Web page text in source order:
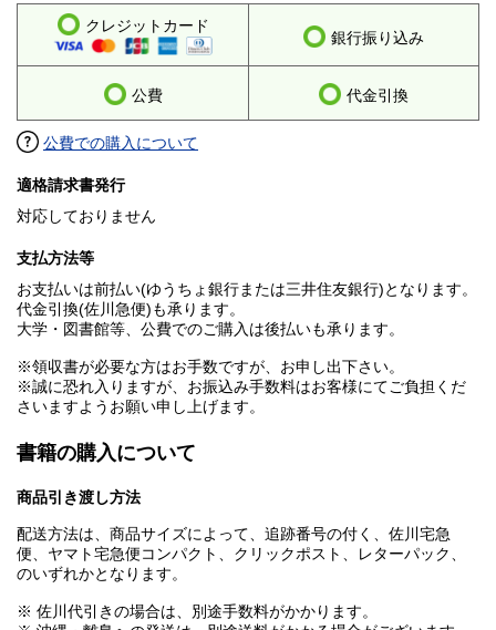
クレジットカード
銀行振り込み
公費 代金引換
公費での購入について
適格請求書発行
対応しておりません
支払方法等
お支払いは前払い(ゆうちょ銀行または三井住友銀行)となります。
代金引換(佐川急便)も承ります。
大学・図書館等、公費でのご購入は後払いも承ります。
※領収書が必要な方はお手数ですが、お申し出下さい。
※誠に恐れ入りますが、お振込み手数料はお客様にてご負担くだ
さいますようお願い申し上げます。
書籍の購入について
商品引き渡し方法
配送方法は、商品サイズによって、追跡番号の付く、佐川宅急
便、ヤマト宅急便コンパクト、クリックポスト、レターパック、
のいずれかとなります。
※ 佐川代引きの場合は、別途手数料がかかります。